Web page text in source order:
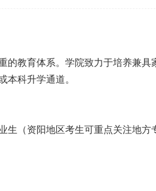
的教育体系。学院致力于培养兼具
本科升学通道。
生（资阳地区考生可重点关注地方